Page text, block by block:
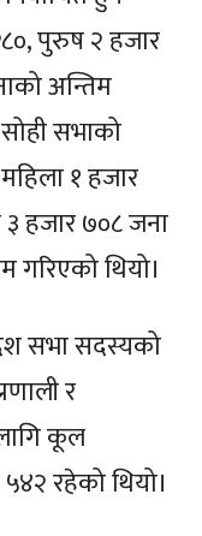
पुरुष २ हजार
अन्तिम
सभाको
१ हजार
हजार ७०८ जना
गरिएको थियो।
सभा सदस्यको
र
कूल
रहेको थियो।